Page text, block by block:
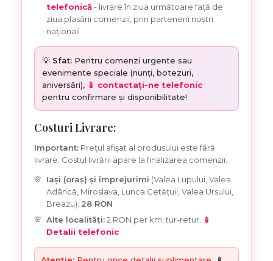
telefonică- livrare în ziua următoare față de
ziua plasării comenzii, prin partenerii noștri
naționali
💡 Sfat: Pentru comenzi urgente sau
evenimente speciale (nunți, botezuri,
aniversări), 📱 contactați-ne telefonic
pentru confirmare și disponibilitate!
Costuri Livrare:
Important: Prețul afișat al produsului este fără
livrare. Costul livrării apare la finalizarea comenzii.
Iași (oraș) și împrejurimi (Valea Lupului, Valea
Adâncă, Miroslava, Lunca Cetățuii, Valea Ursului,
Breazu): 28 RON
Alte localități:2 RON per km, tur-retur.
📱
Detalii telefonic